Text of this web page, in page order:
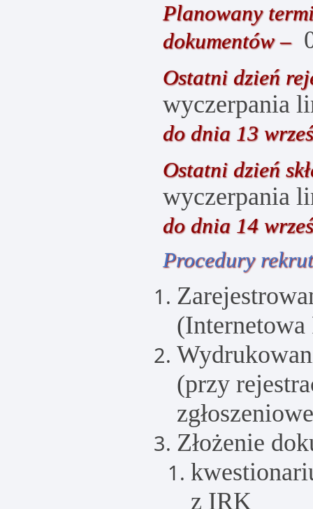
Planowany
dokumentów –
Ostatni dzień
wyczerpania
do dnia 13
Ostatni dzień
wyczerpania
do dnia 14
Procedury
(przy
Złożenie
z IRK